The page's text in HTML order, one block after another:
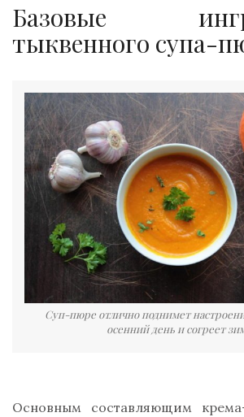
Базовые
тыквенного супа-
Суп-пюре отлично поднимет
осенний день и согреет
Основным составляющим